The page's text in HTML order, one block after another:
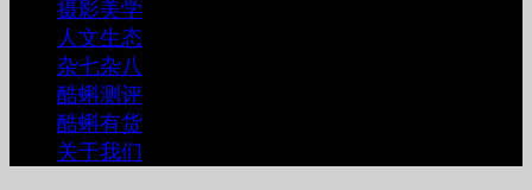
摄影美学
人文生态
杂七杂八
酷蝌测评
酷蝌有货
关于我们